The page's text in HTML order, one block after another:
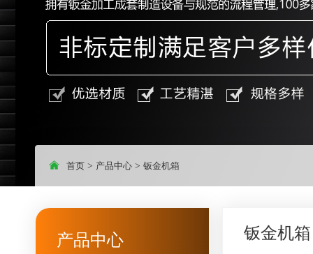
首页 > 产品中心 > 钣金机箱
产品中心 钣金机箱